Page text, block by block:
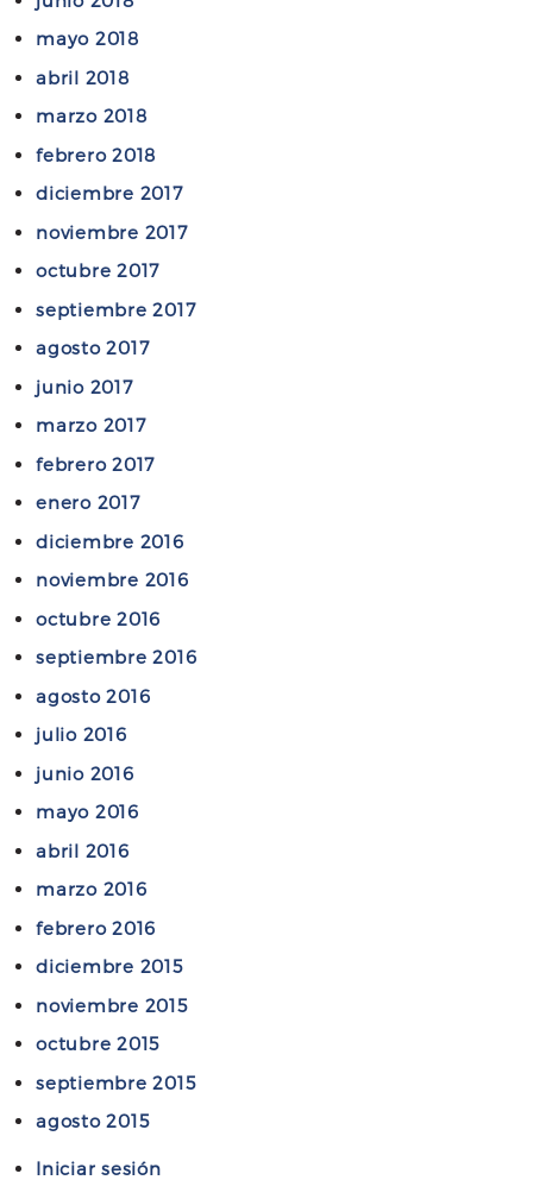
e
r
mayo 2018
abril 2018
marzo 2018
febrero 2018
diciembre 2017
noviembre 2017
octubre 2017
septiembre 2017
agosto 2017
junio 2017
marzo 2017
febrero 2017
enero 2017
diciembre 2016
noviembre 2016
octubre 2016
septiembre 2016
agosto 2016
julio 2016
junio 2016
mayo 2016
abril 2016
marzo 2016
febrero 2016
diciembre 2015
noviembre 2015
octubre 2015
septiembre 2015
agosto 2015
Iniciar sesión